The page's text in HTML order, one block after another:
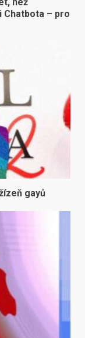
Chatbota – pro
gayů